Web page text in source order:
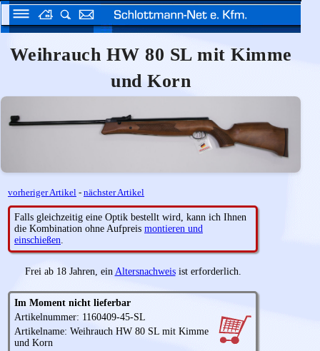
Weihrauch HW 80 SL mit Kimme
und Korn
vorheriger Artikel - nächster Artikel
Falls gleichzeitig eine Optik bestellt wird, kann ich Ihnen
die Kombination ohne Aufpreis montieren und
einschießen.
Frei ab 18 Jahren, ein Altersnachweisist erforderlich.
Im Moment nicht lieferbar
Artikelnummer: 1160409-45-SL
Artikelname: Weihrauch HW 80 SL mit Kimme
und Korn